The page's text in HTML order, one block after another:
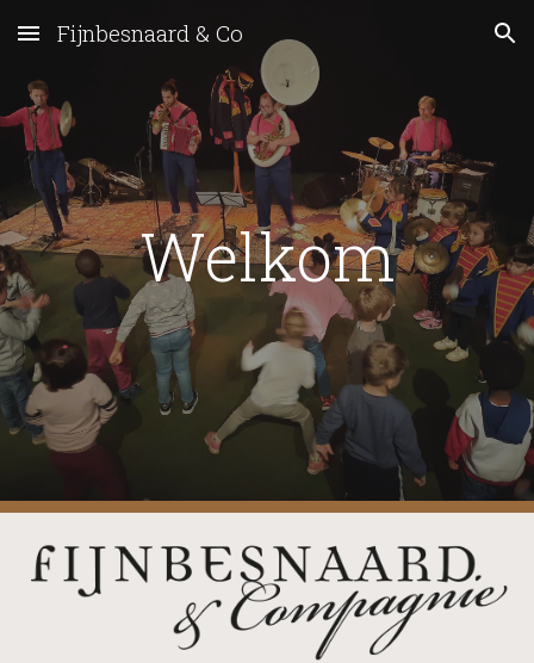
Skip to main content Skip to navigation
Fijnbesnaard & Co
Welkom